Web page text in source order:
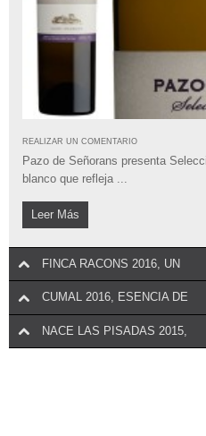
expresión ...
REALIZAR UN COMENTARIO
Dehesa de Luna Finca Reserva
el champagne Jean ...
REALIZAR UN COMENTARIO
emblemático, ...
Leer Más
REALIZAR UN COMENTARIO
Pazo de Señorans presenta
blanco que refleja ...
Leer Más
FINCA RACONS 2016, UN
CUMAL 2016, ESENCIA DE
NACE LAS PISADAS 2015,